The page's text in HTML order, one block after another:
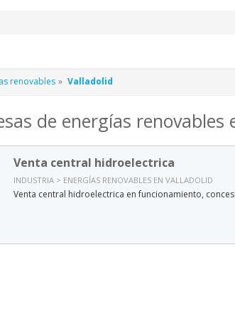
renovables Valladolid
de energías renovables
Venta central hidroelectrica
INDUSTRIA > ENERGÍAS RENOVABLES EN VALLADOLID
Venta central hidroelectrica en funcionamiento,